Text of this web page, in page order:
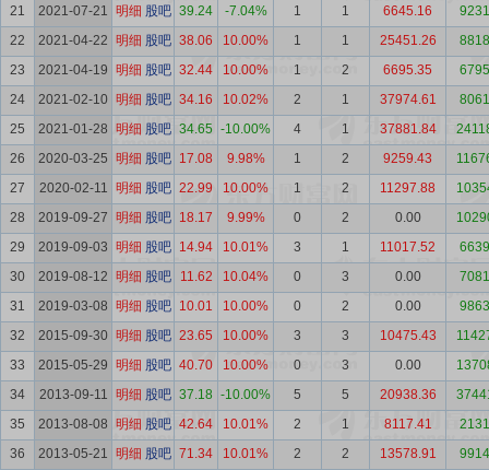
21
2021-07-21 明细 股吧 39.24 -7.04% 1 1 6645.16
22
2021-04-22 明细 股吧 38.06 10.00% 1 1 25451.26
23
2021-04-19 明细 股吧 32.44 10.00% 1 2 6695.35
24
2021-02-10 明细 股吧 34.16 10.02% 2 1 37974.61
25
2021-01-28 明细 股吧 34.65 -10.00% 4 1 37881.84
26
2020-03-25 明细 股吧 17.08 9.98% 1 2 9259.43
27
2020-02-11 明细 股吧 22.99 10.00% 1 2 11297.88
28
2019-09-27 明细 股吧 18.17 9.99% 0 2 0.00
29
2019-09-03 明细 股吧 14.94 10.01% 3 1 11017.52
30
2019-08-12 明细 股吧 11.62 10.04% 0 3 0.00
31
2019-03-08 明细 股吧 10.01 10.00% 0 2 0.00
32
2015-09-30 明细 股吧 23.65 10.00% 3 3 10475.43
33
2015-05-29 明细 股吧 40.70 10.00% 0 3 0.00
34
2013-09-11 明细 股吧 37.18 -10.00% 5 5 20938.36
35
2013-08-08 明细 股吧 42.64 10.01% 2 1 8117.41
36
2013-05-21 明细 股吧 71.34 10.01% 2 2 13578.91